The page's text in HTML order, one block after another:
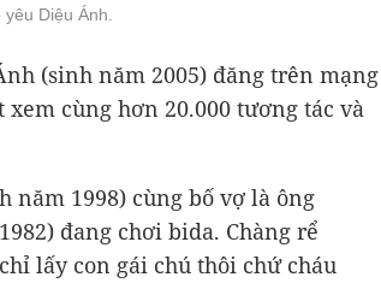
yêu Diệu Ánh.
(sinh năm 2005) đăng trên mạng
cùng hơn 20.000 tương tác và
năm 1998) cùng bố vợ là ông
đang chơi bida. Chàng rể
lấy con gái chú thôi chứ cháu